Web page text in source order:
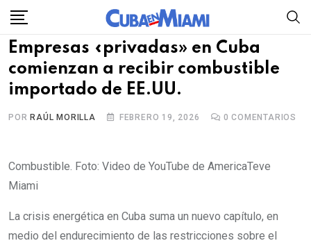
Skip
content
Empresas «privadas» en Cuba
comienzan a recibir combustible
importado de EE.UU.
POR RAÚL MORILLA FEBRERO 19, 2026 0 COMENTARIOS
Combustible. Foto: Video de YouTube de AmericaTeve
Miami
La crisis energética en Cuba suma un nuevo capítulo, en
medio del endurecimiento de las restricciones sobre el